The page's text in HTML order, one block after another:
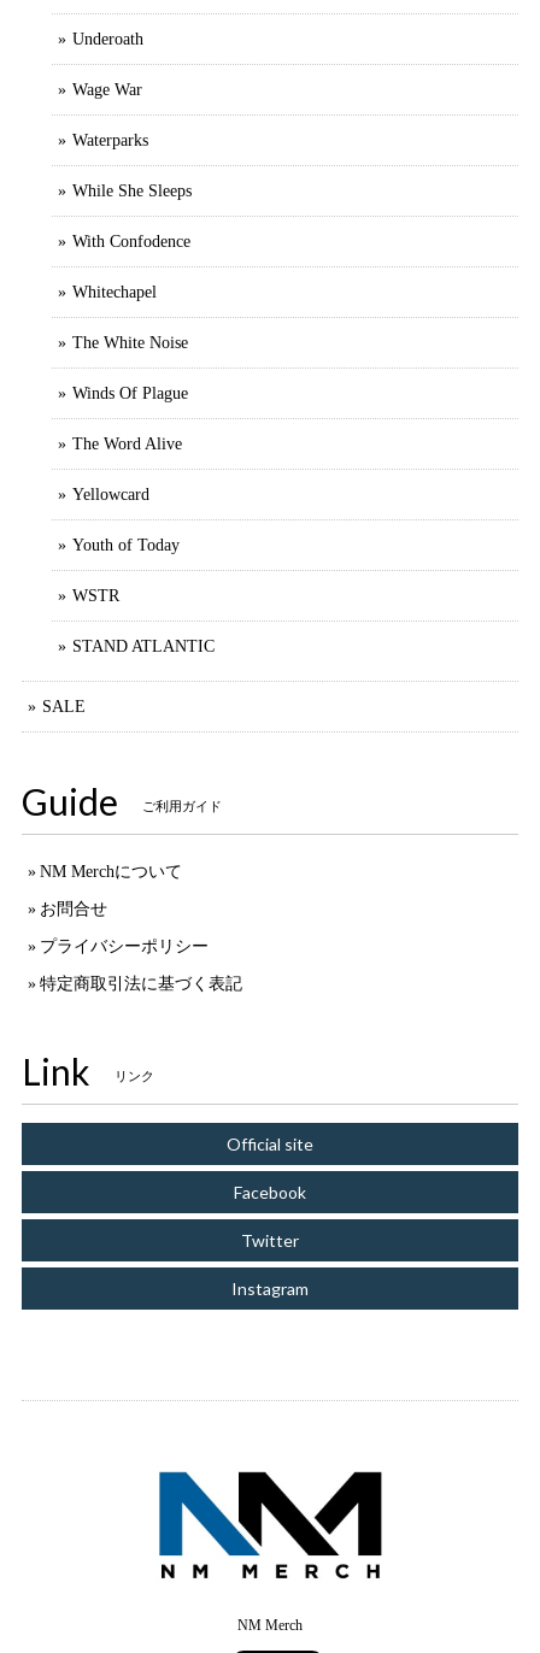
Underoath
Wage War
Waterparks
While She Sleeps
With Confodence
Whitechapel
The White Noise
Winds Of Plague
The Word Alive
Yellowcard
Youth of Today
WSTR
STAND ATLANTIC
SALE
Guide ご利用ガイド
NM Merchについて
お問合せ
プライバシーポリシー
特定商取引法に基づく表記
Link リンク
Official site
Facebook
Twitter
Instagram
NM Merch